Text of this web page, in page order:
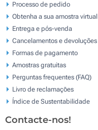
Processo de pedido
Obtenha a sua amostra virtual
Entrega e pós-venda
Cancelamentos e devoluções
Formas de pagamento
Amostras gratuitas
Perguntas frequentes (FAQ)
Livro de reclamaçōes
Índice de Sustentabilidade
Contacte-nos!